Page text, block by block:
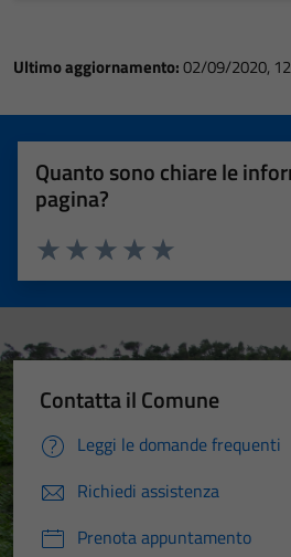
Ultimo aggiornamento:02/09/2020,
Quanto sono chiare le
pagina?
Valuta 5 stelle su 5
Valuta 4 stelle su 5
Valuta 3 stelle su 5
Valuta 2 stelle su 5
Valuta 1 stelle su 5
Contatta il Comune
Leggi le domande frequenti
Richiedi assistenza
Prenota appuntamento